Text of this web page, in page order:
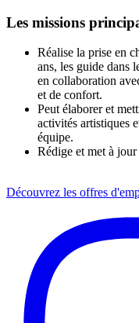
Les missions
Réalise la prise en
ans, les guide dans
en collaboration
et de confort.
Peut élaborer et
activités artistiques
équipe.
Rédige et met à
Découvrez les offres